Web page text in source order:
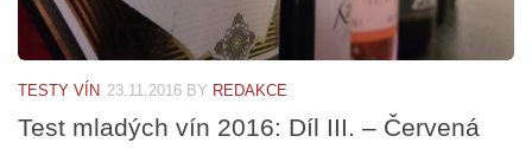
TESTY VÍN 23.11.2016 BY REDAKCE
Test mladých vín 2016: Díl III. – Červená